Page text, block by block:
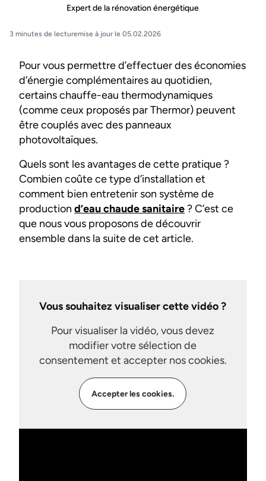
Expert de la rénovation énergétique
3 minutes de lecturemise à jour le 05.02.2026
Pour vous permettre d’effectuer des économies
d’énergie complémentaires au quotidien,
certains chauffe-eau thermodynamiques
(comme ceux proposés par Thermor) peuvent
être couplés avec des panneaux
photovoltaïques.
Quels sont les avantages de cette pratique ?
Combien coûte ce type d’installation et
comment bien entretenir son système de
production d’eau chaude sanitaire? C’est ce
que nous vous proposons de découvrir
ensemble dans la suite de cet article.
Vous souhaitez visualiser cette vidéo ?
Pour visualiser la vidéo, vous devez
modifier votre sélection de
consentement et accepter nos cookies.
Accepter les cookies.